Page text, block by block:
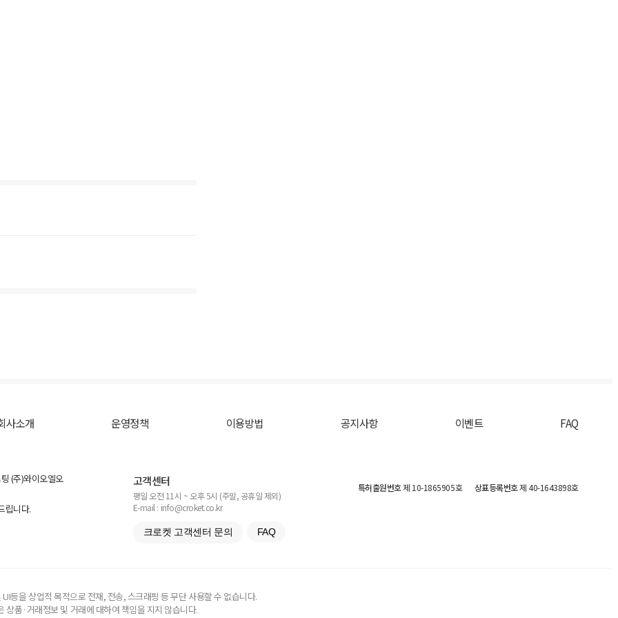
사소개 운영정책 이용방법 공지사항 이벤트 FAQ
(주)와이오엘오
립니다.
고객센터
평일 오전 11시 ~ 오후 5시 (주말, 공휴일 제외)
E-mail : info@croket.co.kr
크로켓 고객센터 문의 FAQ
특허출원번호제 10-1865905호 상표등록번호제 40-1643898호
등을 상업적 목적으로 전재, 전송, 스크래핑 등 무단 사용할 수 없습니다.
품·거래정보 및 거래에 대하여 책임을 지지 않습니다.